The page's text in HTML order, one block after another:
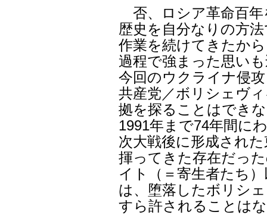
否、ロシア革命百年
歴史を自分なりの方
作業を続けてきたか
過程で強まった思い
今回のウクライナ侵
共産党／ボリシェヴ
拠を探ることはでき
1991年まで74年間に
次大戦後に形成され
揮ってきた存在だっ
イト（＝寄生者たち
は、堕落したボリシ
すら許されることは